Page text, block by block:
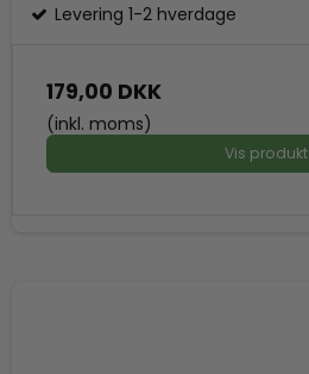
Levering 1-2 hverdage
179,00 DKK
(inkl. moms)
Vis produkt